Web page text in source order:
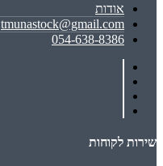
אודות
tmunastock@gmail.com
054-638-8386
שירות לקוחות